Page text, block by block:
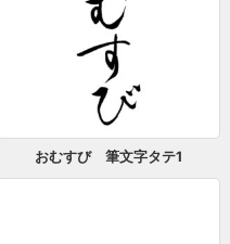
おむすび 筆文字タテ1